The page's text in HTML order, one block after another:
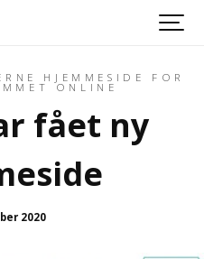
HJEMMESIDE FOR
ONLINE
fået ny
2020